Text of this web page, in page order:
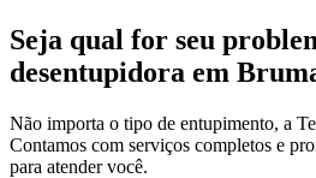
Seja qual for seu
desentupidora em
Não importa o tipo de entupimento, a
Contamos com serviços completos e
para atender você.